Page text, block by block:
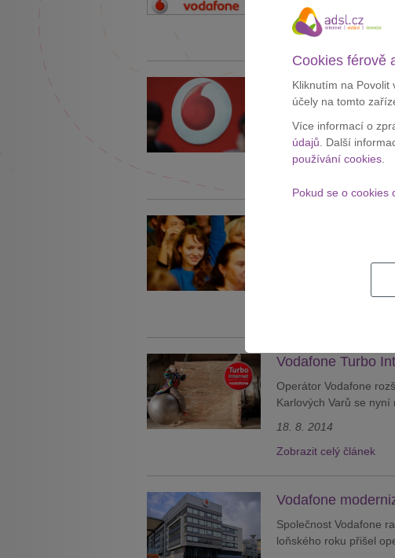
26. 9. 2014
Zobrazit celý článek
Za rychlý internet
Invaze chytrých
přístupu na internet.
16. 9. 2014
Zákazníkům do 26 let
Vodafone Turbo
Operátor Vodafone
Karlových Varů se nyní
18. 8. 2014
Zobrazit celý článek
Vodafone
Společnost Vodafone
loňského roku přišel
Cookies férově
Kliknutím na Povolit
účely na tomto
Více informací o
údajů . Další
používání cookies
Pokud se o cookies